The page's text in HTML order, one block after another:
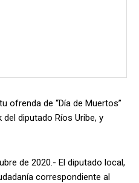
ofrenda de “Día de Muertos”
diputado Ríos Uribe, y
de 2020.- El diputado local,
correspondiente al